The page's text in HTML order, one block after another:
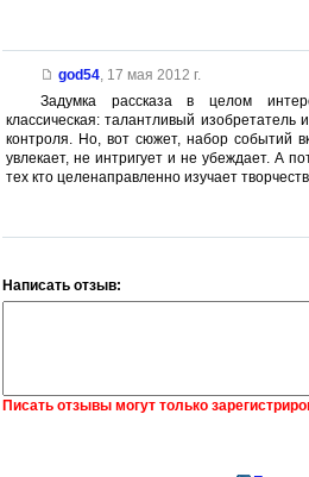
god54, 17 мая 2012 г.
Задумка рассказа в целом
классическая: талантливый
контроля. Но, вот сюжет, набор событий
увлекает, не интригует и не убеждает. А
тех кто целенаправленно изучает
Написать отзыв:
Писать отзывы могут только